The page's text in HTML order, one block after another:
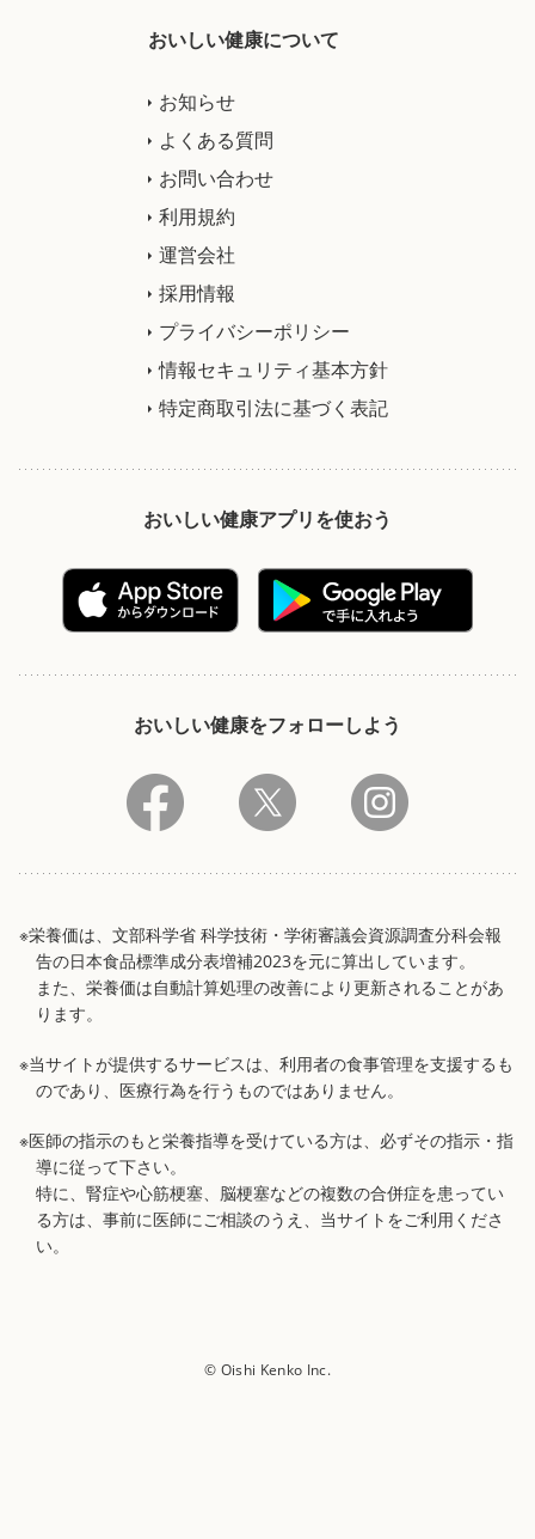
おいしい健康について
お知らせ
よくある質問
お問い合わせ
利用規約
運営会社
採用情報
プライバシーポリシー
情報セキュリティ基本方針
特定商取引法に基づく表記
おいしい健康アプリを使おう
おいしい健康をフォローしよう
※栄養価は、文部科学省 科学技術・学術審議会資源調査分科会報
告の日本食品標準成分表増補2023を元に算出しています。
また、栄養価は自動計算処理の改善により更新されることがあ
ります。
※当サイトが提供するサービスは、利用者の食事管理を支援するも
のであり、医療行為を行うものではありません。
※医師の指示のもと栄養指導を受けている方は、必ずその指示・指
導に従って下さい。
特に、腎症や心筋梗塞、脳梗塞などの複数の合併症を患ってい
る方は、事前に医師にご相談のうえ、当サイトをご利用くださ
い。
© Oishi Kenko Inc.